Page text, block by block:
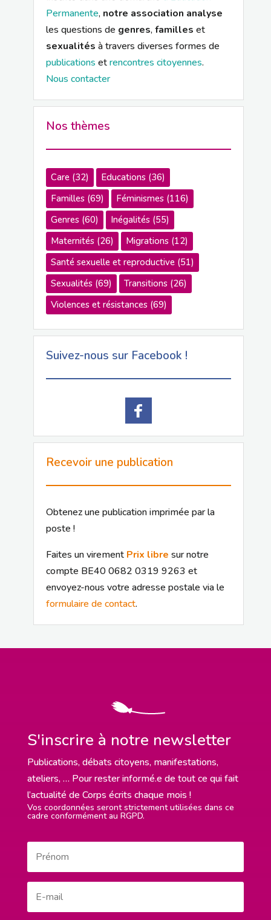
Permanente, notre association analyse
les questions de genres,familles et
sexualités à travers diverses formes de
publications etrencontres citoyennes.
Nous contacter
Nos thèmes
Care(32) Educations(36)
Familles(69) Féminismes(116)
Genres(60) Inégalités(55)
Maternités(26) Migrations(12)
Santé sexuelle et reproductive(51)
Sexualités(69) Transitions(26)
Violences et résistances(69)
Suivez-nous sur Facebook !
Recevoir une publication
Obtenez une publication imprimée par la
poste !
Faites un virement Prix libre sur notre
compte BE40 0682 0319 9263 et
envoyez-nous votre adresse postale via le
formulaire de contact.
S'inscrire à notre newsletter
Publications, débats citoyens, manifestations,
ateliers, … Pour rester informé.e de tout ce qui fait
l’actualité de Corps écrits chaque mois !
Vos coordonnées seront strictement utilisées dans ce
cadre conformément au RGPD.